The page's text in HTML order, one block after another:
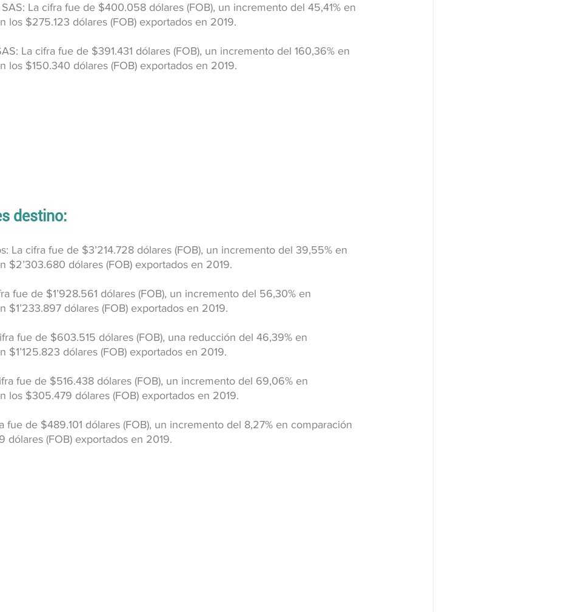
La cifra fue de $400.058 dólares (FOB), un incremento del 45,41% en
los $275.123 dólares (FOB) exportados en 2019.
La cifra fue de $391.431 dólares (FOB), un incremento del 160,36% en
los $150.340 dólares (FOB) exportados en 2019.
destino:
La cifra fue de $3’214.728 dólares (FOB), un incremento del 39,55% en
$2’303.680 dólares (FOB) exportados en 2019.
fue de $1’928.561 dólares (FOB), un incremento del 56,30% en
$1’233.897 dólares (FOB) exportados en 2019.
fue de $603.515 dólares (FOB), una reducción del 46,39% en
$1’125.823 dólares (FOB) exportados en 2019.
fue de $516.438 dólares (FOB), un incremento del 69,06% en
los $305.479 dólares (FOB) exportados en 2019.
fue de $489.101 dólares (FOB), un incremento del 8,27% en comparación
dólares (FOB) exportados en 2019.